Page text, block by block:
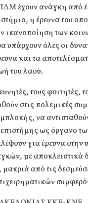
έχουν ανάγκη από
η έρευνα του
ικανοποίηση των
όλες οι
και τα
του λαού.
τους φοιτητές,
στις πολεμικές
να
ως όργανο
για έρευνα στην
με αποκλειστικά
από τις